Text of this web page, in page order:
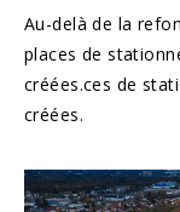
Au-delà de la
places de
créées.ces de
créées.